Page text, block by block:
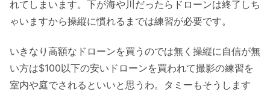
れてしまいます。下が海や川だったらドローンは終了しち
ゃいますから操縦に慣れるまでは練習が必要です。
いきなり高額なドローンを買うのでは無く操縦に自信が無
い方は$100以下の安いドローンを買われて撮影の練習を
室内や庭でされるといいと思うわ。タミーもそうします